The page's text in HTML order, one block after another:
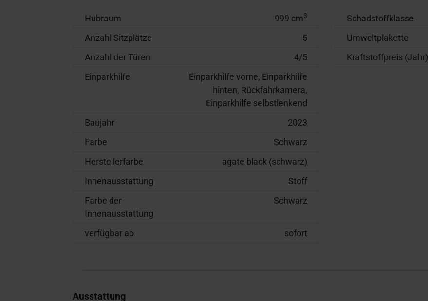
Hubraum 999 cm3
Anzahl Sitzplätze
5
Anzahl der Türen
4/5
Einparkhilfe
Einparkhilfe vorne, Einparkhilfe
hinten, Rückfahrkamera,
Einparkhilfe selbstlenkend
Baujahr
2023
Farbe
Schwarz
Herstellerfarbe
agate black (schwarz)
Innenausstattung
Stoff
Farbe der
Innenausstattung
Schwarz
verfügbar ab sofort
Schadstoffklasse
Umweltplakette
Kraftstoffpreis (Jahr)
Ausstattung